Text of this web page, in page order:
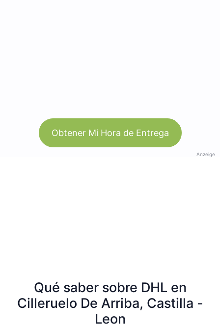
Obtener Mi Hora de Entrega
Anzeige
Qué saber sobre DHL en
Cilleruelo De Arriba, Castilla -
Leon